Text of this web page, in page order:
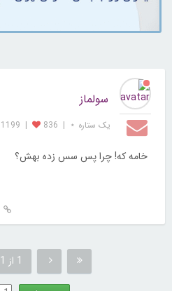
سولماز
یک ستاره ⋆ |
836
| 1199 پست
خامه که! چرا پس سس زده بهش؟
1 از 1